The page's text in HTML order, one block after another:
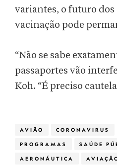
variantes, o futuro dos
vacinação pode
“Não se sabe
passaportes vão
Koh. “É preciso
AVIÃO CORONAVIRUS
PROGRAMAS SAÚDE
AERONÁUTICA